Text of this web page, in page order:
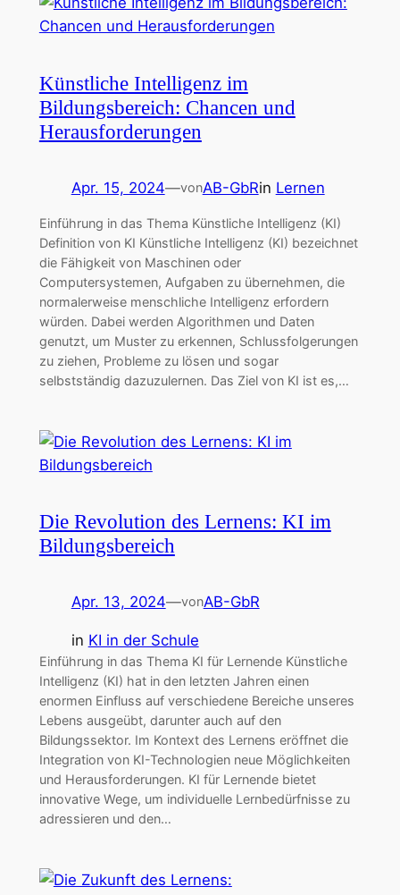
Künstliche Intelligenz im
Bildungsbereich: Chancen und
Herausforderungen
Apr. 15, 2024—vonAB-GbRin Lernen
Einführung in das Thema Künstliche Intelligenz (KI)
Definition von KI Künstliche Intelligenz (KI) bezeichnet
die Fähigkeit von Maschinen oder
Computersystemen, Aufgaben zu übernehmen, die
normalerweise menschliche Intelligenz erfordern
würden. Dabei werden Algorithmen und Daten
genutzt, um Muster zu erkennen, Schlussfolgerungen
zu ziehen, Probleme zu lösen und sogar
selbstständig dazuzulernen. Das Ziel von KI ist es,…
Die Revolution des Lernens: KI im
Bildungsbereich
Apr. 13, 2024—vonAB-GbR
in KI in der Schule
Einführung in das Thema KI für Lernende Künstliche
Intelligenz (KI) hat in den letzten Jahren einen
enormen Einfluss auf verschiedene Bereiche unseres
Lebens ausgeübt, darunter auch auf den
Bildungssektor. Im Kontext des Lernens eröffnet die
Integration von KI-Technologien neue Möglichkeiten
und Herausforderungen. KI für Lernende bietet
innovative Wege, um individuelle Lernbedürfnisse zu
adressieren und den…